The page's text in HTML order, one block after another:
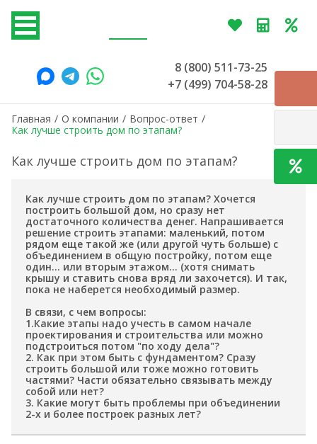
8 (800) 511-73-25
+7 (499) 704-58-28
Главная / О компании / Вопрос-ответ /
Как лучше строить дом по этапам?
Как лучше строить дом по этапам?
Как лучше строить дом по этапам? Хочется
построить большой дом, но сразу нет
достаточного количества денег. Напрашивается
решение строить этапами: маленький, потом
рядом еще такой же (или другой чуть больше) с
объединением в общую постройку, потом еще
один… или вторым этажом... (хотя снимать
крышу и ставить снова вряд ли захочется). И так,
пока не наберется необходимый размер.
В связи, с чем вопросы:
1.Какие этапы надо учесть в самом начале
проектирования и строительства или можно
подстроиться потом "по ходу дела"?
2. Как при этом быть с фундаментом? Сразу
строить большой или тоже можно готовить
частями? Части обязательно связывать между
собой или нет?
3. Какие могут быть проблемы при объединении
2-х и более построек разных лет?